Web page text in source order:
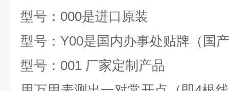
型号：000是进口原装
型号：Y00是国内办事处贴牌（
型号：001 厂家定制产品